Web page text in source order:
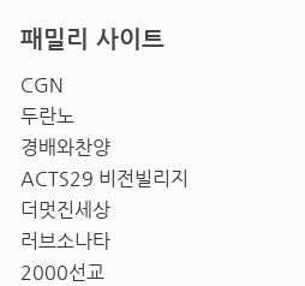
패밀리 사이트
CGN
두란노
경배와찬양
ACTS29 비전빌리지
더멋진세상
러브소나타
2000선교